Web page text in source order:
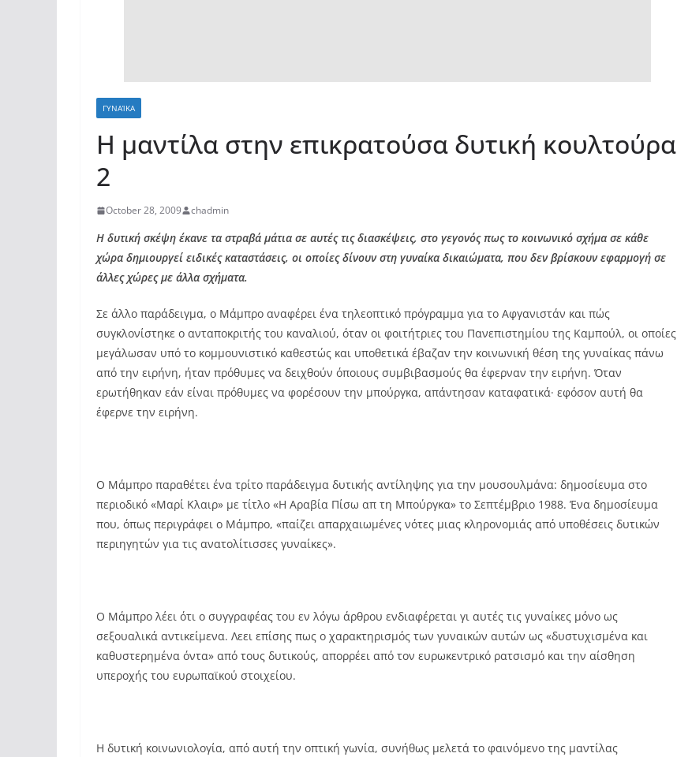
ΓΥΝΑΊΚΑ
Η μαντίλα στην επικρατούσα δυτική κουλτούρα
2
October 28, 2009 chadmin
Η δυτική σκέψη έκανε τα στραβά μάτια σε αυτές τις διασκέψεις, στο γεγονός πως το κοινωνικό σχήμα σε κάθε
χώρα δημιουργεί ειδικές καταστάσεις, οι οποίες δίνουν στη γυναίκα δικαιώματα, που δεν βρίσκουν εφαρμογή σε
άλλες χώρες με άλλα σχήματα.
Σε άλλο παράδειγμα, ο Μάμπρο αναφέρει ένα τηλεοπτικό πρόγραμμα για το Αφγανιστάν και πώς
συγκλονίστηκε ο ανταποκριτής του καναλιού, όταν οι φοιτήτριες του Πανεπιστημίου της Καμπούλ, οι οποίες
μεγάλωσαν υπό το κομμουνιστικό καθεστώς και υποθετικά έβαζαν την κοινωνική θέση της γυναίκας πάνω
από την ειρήνη, ήταν πρόθυμες να δειχθούν όποιους συμβιβασμούς θα έφερναν την ειρήνη. Όταν
ερωτήθηκαν εάν είναι πρόθυμες να φορέσουν την μπούργκα, απάντησαν καταφατικά· εφόσον αυτή θα
έφερνε την ειρήνη.
Ο Μάμπρο παραθέτει ένα τρίτο παράδειγμα δυτικής αντίληψης για την μουσουλμάνα: δημοσίευμα στο
περιοδικό «Μαρί Κλαιρ» με τίτλο «Η Αραβία Πίσω απ τη Μπούργκα» το Σεπτέμβριο 1988. Ένα δημοσίευμα
που, όπως περιγράφει ο Μάμπρο, «παίζει απαρχαιωμένες νότες μιας κληρονομιάς από υποθέσεις δυτικών
περιηγητών για τις ανατολίτισσες γυναίκες».
Ο Μάμπρο λέει ότι ο συγγραφέας του εν λόγω άρθρου ενδιαφέρεται γι αυτές τις γυναίκες μόνο ως
σεξουαλικά αντικείμενα. Λεει επίσης πως ο χαρακτηρισμός των γυναικών αυτών ως «δυστυχισμένα και
καθυστερημένα όντα» από τους δυτικούς, απορρέει από τον ευρωκεντρικό ρατσισμό και την αίσθηση
υπεροχής του ευρωπαϊκού στοιχείου.
Η δυτική κοινωνιολογία, από αυτή την οπτική γωνία, συνήθως μελετά το φαινόμενο της μαντίλας